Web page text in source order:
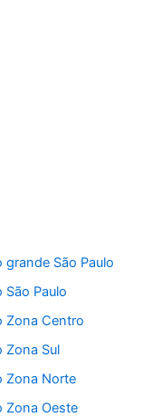
São Paulo
Paulo
Zona Centro
Zona Sul
Zona Norte
Zona Oeste